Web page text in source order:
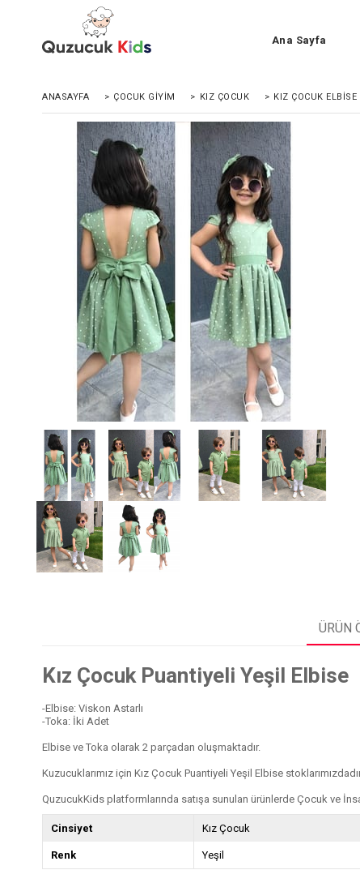
Ana Sayfa
ANASAYFA > ÇOCUK GIYIM > KIZ ÇOCUK > KIZ ÇOCUK ELBISE
ÜRÜN
Kız Çocuk Puantiyeli Yeşil Elbise
-Elbise: Viskon Astarlı
-Toka: İki Adet
Elbise ve Toka olarak 2 parçadan oluşmaktadır.
Kuzucuklarımız için Kız Çocuk Puantiyeli Yeşil Elbise
QuzucukKids platformlarında satışa sunulan ürünlerde Çocuk ve
Cinsiyet Kız Çocuk
Renk Yeşil